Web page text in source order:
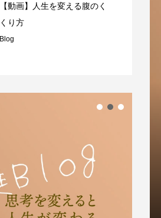
【動画】人生を変える腹のく
くり方
Blog